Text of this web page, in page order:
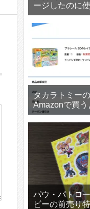
ージしたのに
タカラトミー
Amazonで買
パウ・パトロ
ビーの前売り